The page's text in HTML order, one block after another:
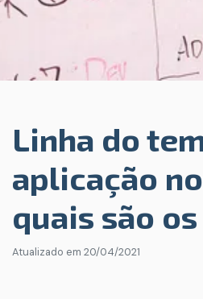
Linha do
aplicação
quais são
Atualizado em 20/04/2021